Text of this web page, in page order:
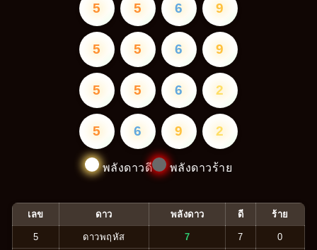
5 5 6 9
5 5 6 9
5 5 6 2
5 6 9 2
พลังดาวดี พลังดาวร้าย
เลข ดาว พลังดาว ดี ร้าย
5 ดาวพฤหัส 7 7 0